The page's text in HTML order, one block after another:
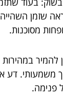
שזמן
מסוכנות.
להמיר
משמעותי. דע
פנימה.